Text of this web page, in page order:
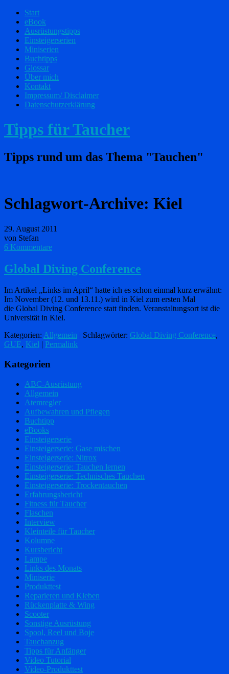
Start
eBook
Ausrüstungstipps
Einsteigerserien
Miniserien
Buchtipps
Glossar
Über mich
Kontakt
Impressum/ Disclaimer
Datenschutzerklärung
Tipps für Taucher
Tipps rund um das Thema "Tauchen"
Schlagwort-Archive: Kiel
29. August 2011
von Stefan
6 Kommentare
Global Diving Conference
Im Artikel „Links im April“ hatte ich es schon einmal kurz erwähnt:
Im November (12. und 13.11.) wird in Kiel zum ersten Mal
die Global Diving Conference statt finden. Veranstaltungsort ist die
Universität in Kiel.
Kategorien: Allgemein | Schlagwörter: Global Diving Conference,
GUE, Kiel Permalink
Kategorien
ABC-Ausrüstung
Allgemein
Atemregler
Aufbewahren und Pflegen
Buchtipp
eBooks
Einsteigerserie
Einsteigerserie: Gase mischen
Einsteigerserie: Nitrox
Einsteigerserie: Tauchen lernen
Einsteigerserie: Technisches Tauchen
Einsteigerserie: Trockentauchen
Erfahrungsbericht
Fitness für Taucher
Flaschen
Interview
Kleinteile für Taucher
Kolumne
Kursbericht
Lampe
Links des Monats
Miniserie
Produkttest
Reparieren und Kleben
Rückenplatte & Wing
Scooter
Sonstige Ausrüstung
Spool, Reel und Boje
Tauchanzug
Tipps für Anfänger
Video Tutorial
Video-Produkttest